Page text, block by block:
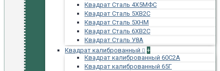
Квадрат Сталь 4Х5МФС
Квадрат Сталь 5ХВ2С
Квадрат Сталь 5ХНМ
Квадрат Сталь 6ХВ2С
Квадрат Сталь У8А
Квадрат калиброванный
+
Квадрат калиброванный 60С2А
Квадрат калиброванный 65Г